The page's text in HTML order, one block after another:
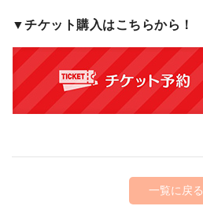
▼チケット購入はこちらから！
一覧に戻る